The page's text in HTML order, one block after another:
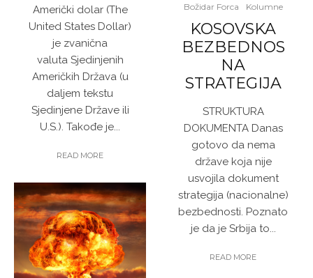
Američki dolar (The
United States Dollar)
je zvanična
valuta Sjedinjenih
Američkih Država (u
daljem tekstu
Sjedinjene Države ili
U.S.). Takođe je...
READ MORE
Božidar Forca Kolumne
KOSOVSKA
BEZBEDNOS
NA
STRATEGIJA
STRUKTURA
DOKUMENTA Danas
gotovo da nema
države koja nije
usvojila dokument
strategija (nacionalne)
bezbednosti. Poznato
je da je Srbija to...
READ MORE